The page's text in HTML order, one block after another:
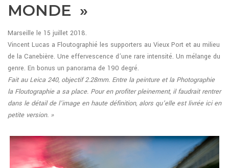
MONDE »
Marseille le 15 juillet 2018.
Vincent Lucas a Floutographié les supporters au Vieux Port et au milieu
de la Canebière. Une effervescence d’une rare intensité. Un mélange du
genre. En bonus un panorama de 190 degré.
Fait au Leica 240, objectif 2.28mm. Entre la peinture et la Photographie
la Floutographie a sa place. Pour en profiter pleinement, il faudrait rentrer
dans le détail de l’image en haute définition, alors qu’elle est livrée ici en
petite version. »